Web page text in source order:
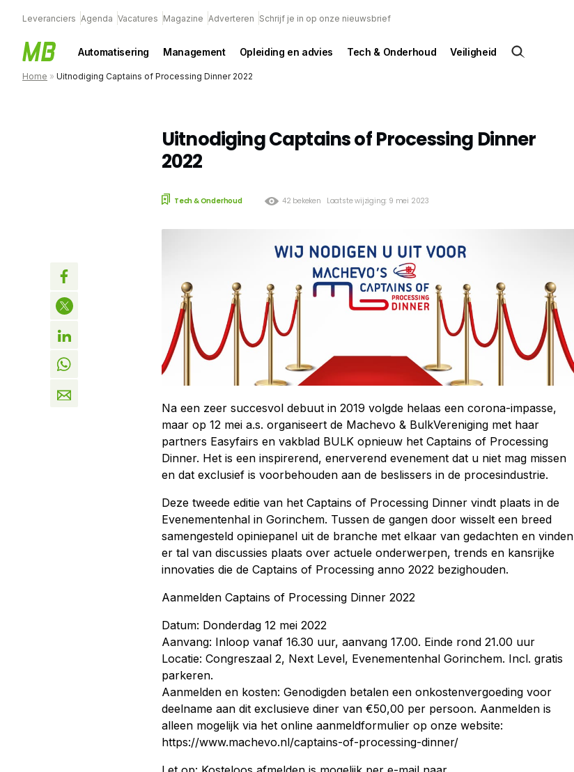
Leveranciers Agenda Vacatures Magazine Adverteren Schrijf je in op onze nieuwsbrief
Automatisering Management Opleiding en advies Tech & Onderhoud Veiligheid
Home » Uitnodiging Captains of Processing Dinner 2022
Uitnodiging Captains of Processing Dinner
2022
Tech & Onderhoud 42 bekeken Laatste wijziging: 9 mei 2023
Na een zeer succesvol debuut in 2019 volgde helaas een corona-impasse,
maar op 12 mei a.s. organiseert de Machevo & BulkVereniging met haar
partners Easyfairs en vakblad BULK opnieuw het Captains of Processing
Dinner. Het is een inspirerend, enerverend evenement dat u niet mag missen
en dat exclusief is voorbehouden aan de beslissers in de procesindustrie.
Deze tweede editie van het Captains of Processing Dinner vindt plaats in de
Evenementenhal in Gorinchem. Tussen de gangen door wisselt een breed
samengesteld opiniepanel uit de branche met elkaar van gedachten en vinden
er tal van discussies plaats over actuele onderwerpen, trends en kansrijke
innovaties die de Captains of Processing anno 2022 bezighouden.
Aanmelden Captains of Processing Dinner 2022
Datum: Donderdag 12 mei 2022
Aanvang: Inloop vanaf 16.30 uur, aanvang 17.00. Einde rond 21.00 uur
Locatie: Congreszaal 2, Next Level, Evenementenhal Gorinchem. Incl. gratis
parkeren.
Aanmelden en kosten: Genodigden betalen een onkostenvergoeding voor
deelname aan dit exclusieve diner van €50,00 per persoon. Aanmelden is
alleen mogelijk via het online aanmeldformulier op onze website:
https://www.machevo.nl/captains-of-processing-dinner/